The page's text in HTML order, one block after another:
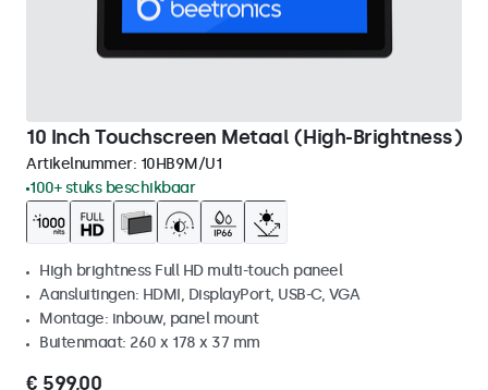
10 Inch Touchscreen Metaal (High-Brightness)
Artikelnummer: 10HB9M/U1
100+ stuks beschikbaar
High brightness Full HD multi-touch paneel
Aansluitingen: HDMI, DisplayPort, USB-C, VGA
Montage: inbouw, panel mount
Buitenmaat: 260 x 178 x 37 mm
€ 599,00